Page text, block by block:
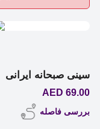
سینی صبحانه ایرانی
69.00 AED
بررسی فاصله